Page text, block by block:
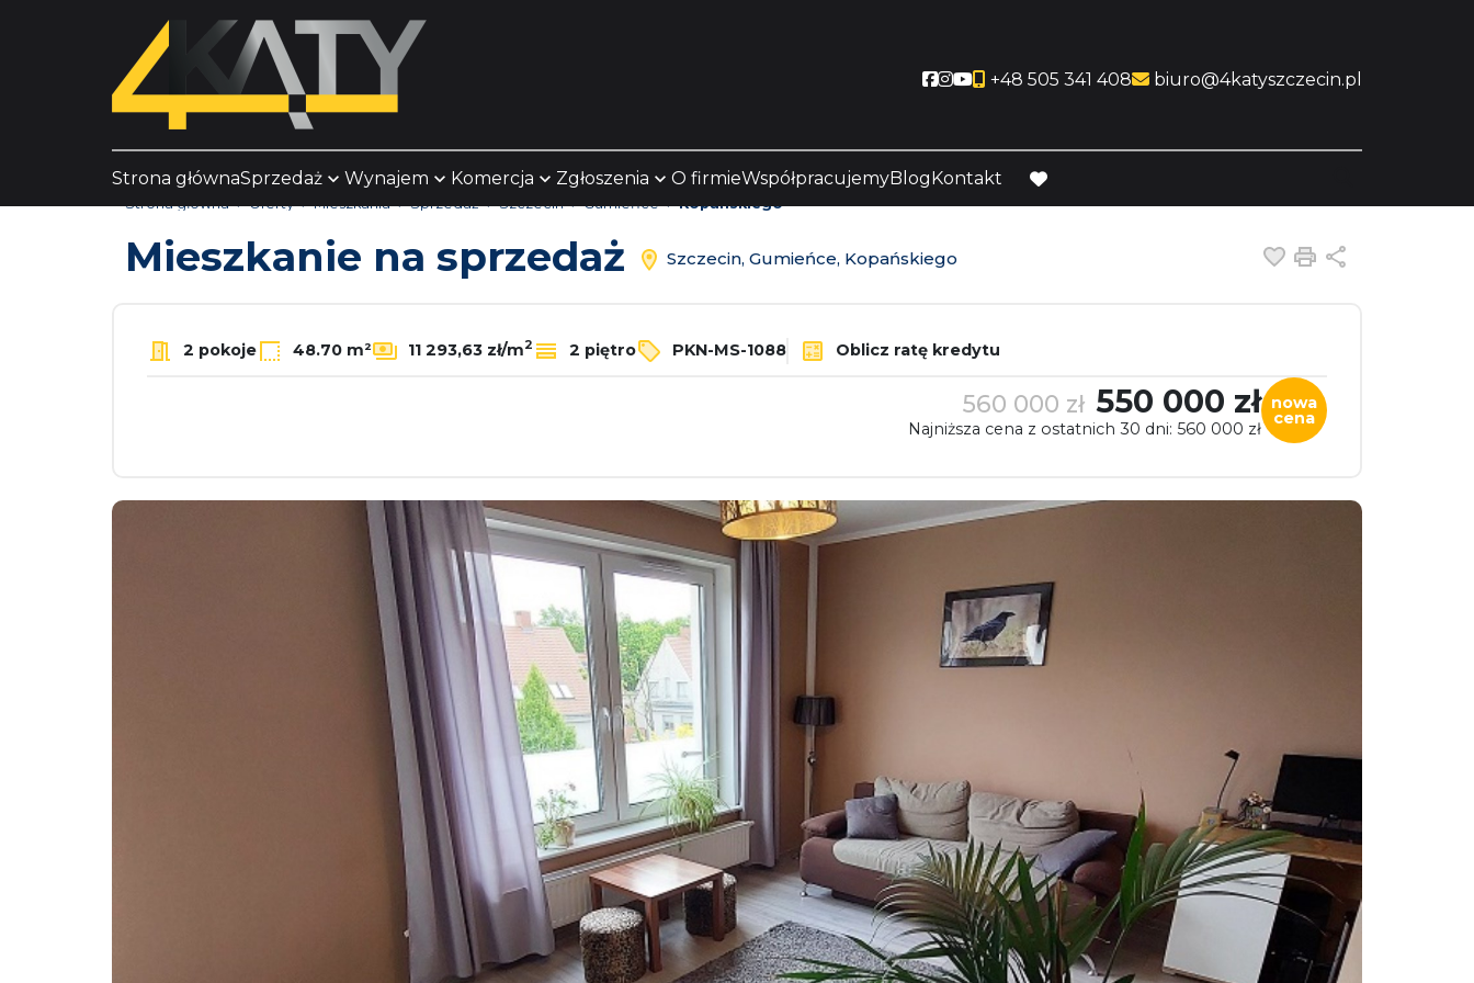
Social link
Social link
Social link
+48 505 341 408 biuro@4katyszczecin.pl
Strona głównaSprzedaż Wynajem Komercja Zgłoszenia O firmieWspółpracujemyBlogKontakt
favorite
Strona główna Oferty Mieszkania Sprzedaż Szczecin Gumieńce Kopańskiego
Mieszkanie na sprzedaż Szczecin, Gumieńce, Kopańskiego Dodaj do
Drukuj
2 pokoje 48.70 m² 11 293,63 zł/m2 2 piętro PKN-MS-1088 Oblicz ratę kredytu
560 000 zł 550 000 zł
Najniższa cena z ostatnich 30 dni: 560 000 zł
nowa
cena